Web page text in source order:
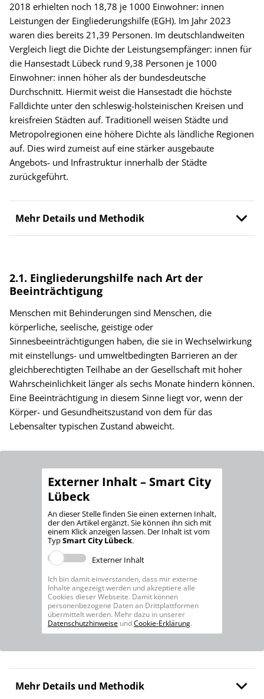
2018 erhielten noch 18,78 je 1000 Einwohner: innen
Leistungen der Eingliederungshilfe (EGH). Im Jahr 2023
waren dies bereits 21,39 Personen. Im deutschlandweiten
Vergleich liegt die Dichte der Leistungsempfänger: innen für
die Hansestadt Lübeck rund 9,38 Personen je 1000
Einwohner: innen höher als der bundesdeutsche
Durchschnitt. Hiermit weist die Hansestadt die höchste
Falldichte unter den schleswig-holsteinischen Kreisen und
kreisfreien Städten auf. Traditionell weisen Städte und
Metropolregionen eine höhere Dichte als ländliche Regionen
auf. Dies wird zumeist auf eine stärker ausgebaute
Angebots- und Infrastruktur innerhalb der Städte
zurückgeführt.
Mehr Details und Methodik
2.1. Eingliederungshilfe nach Art der
Beeinträchtigung
Menschen mit Behinderungen sind Menschen, die
körperliche, seelische, geistige oder
Sinnesbeeinträchtigungen haben, die sie in Wechselwirkung
mit einstellungs- und umweltbedingten Barrieren an der
gleichberechtigten Teilhabe an der Gesellschaft mit hoher
Wahrscheinlichkeit länger als sechs Monate hindern können.
Eine Beeinträchtigung in diesem Sinne liegt vor, wenn der
Körper- und Gesundheitszustand von dem für das
Lebensalter typischen Zustand abweicht.
Externer Inhalt – Smart City
Lübeck
An dieser Stelle finden Sie einen externen Inhalt,
der den Artikel ergänzt. Sie können ihn sich mit
einem Klick anzeigen lassen. Der Inhalt ist vom
TypSmart City Lübeck.
Externer Inhalt
Ich bin damit einverstanden, dass mir externe
Inhalte angezeigt werden und akzeptiere alle
Cookies dieser Webseite. Damit können
personenbezogene Daten an Drittplattformen
übermittelt werden. Mehr dazu in unserer
Datenschutzhinweise undCookie-Erklärung.
Mehr Details und Methodik